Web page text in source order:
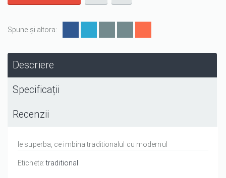
Spune și altora:
Descriere
Specificații
Recenzii
Ie superba, ce imbina traditionalul cu modernul
Etichete:traditional